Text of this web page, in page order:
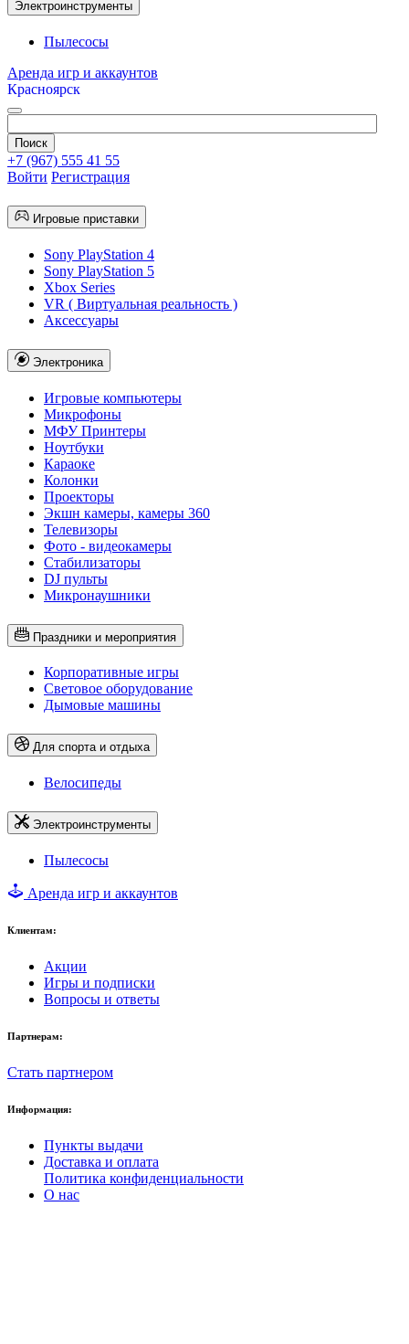
Электроинструменты
Пылесосы
Аренда игр и аккаунтов
Красноярск
+7 (967) 555 41 55
Войти Регистрация
Игровые приставки
Sony PlayStation 4
Sony PlayStation 5
Xbox Series
VR ( Виртуальная реальность )
Аксессуары
Электроника
Игровые компьютеры
Микрофоны
МФУ Принтеры
Ноутбуки
Караоке
Колонки
Проекторы
Экшн камеры, камеры 360
Телевизоры
Фото - видеокамеры
Стабилизаторы
DJ пульты
Микронаушники
Праздники и мероприятия
Корпоративные игры
Световое оборудование
Дымовые машины
Для спорта и отдыха
Велосипеды
Электроинструменты
Пылесосы
Аренда игр и аккаунтов
Клиентам:
Акции
Игры и подписки
Вопросы и ответы
Партнерам:
Стать партнером
Информация:
Пункты выдачи
Доставка и оплата
Политика конфиденциальности
О нас